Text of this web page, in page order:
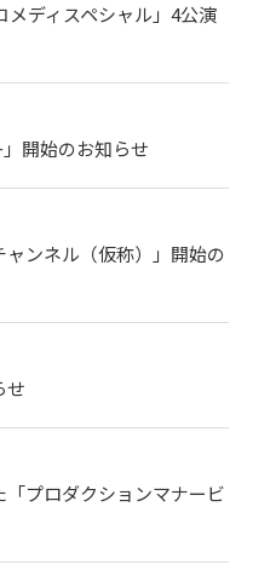
メディスペシャル」4公演
開始のお知らせ
ンネル（仮称）」開始の
せ
プロダクションマナービ